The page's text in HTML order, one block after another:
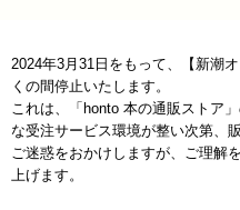
2024年3月31日をもって、【新潮
くの間停止いたします。
これは、「honto 本の通販ストア
な受注サービス環境が整い次第、
ご迷惑をおかけしますが、ご理解
上げます。